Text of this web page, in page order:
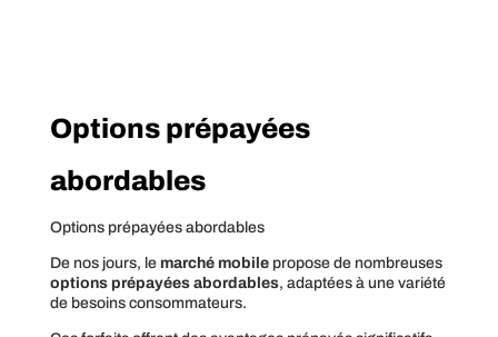
Options prépayées
abordables
Options prépayées abordables
De nos jours, le marché mobilepropose de nombreuses
options prépayées abordables, adaptées à une variété
de besoins consommateurs.